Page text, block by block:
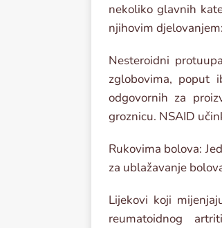
nekoliko glavnih
njihovim djelovanjem:
Nesteroidni
zglobovima, poput
odgovornih za
groznicu. NSAID
Rukovima bolova:
za ublažavanje
Lijekovi koji
reumatoidnog